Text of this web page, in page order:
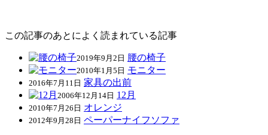
この記事のあとによく読まれている記事
2019年9月2日 腰の椅子
2010年1月5日 モニター
2016年7月11日 家具の出前
2006年12月14日 12月
2010年7月26日 オレンジ
2012年9月28日 ペーパーナイフソファ